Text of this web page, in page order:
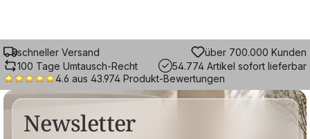
schneller Versand
über 700.000 Kunden
100 Tage Umtausch-Recht
54.774 Artikel sofort lieferbar
4.6 aus 43.974 Produkt-Bewertungen
Newsletter